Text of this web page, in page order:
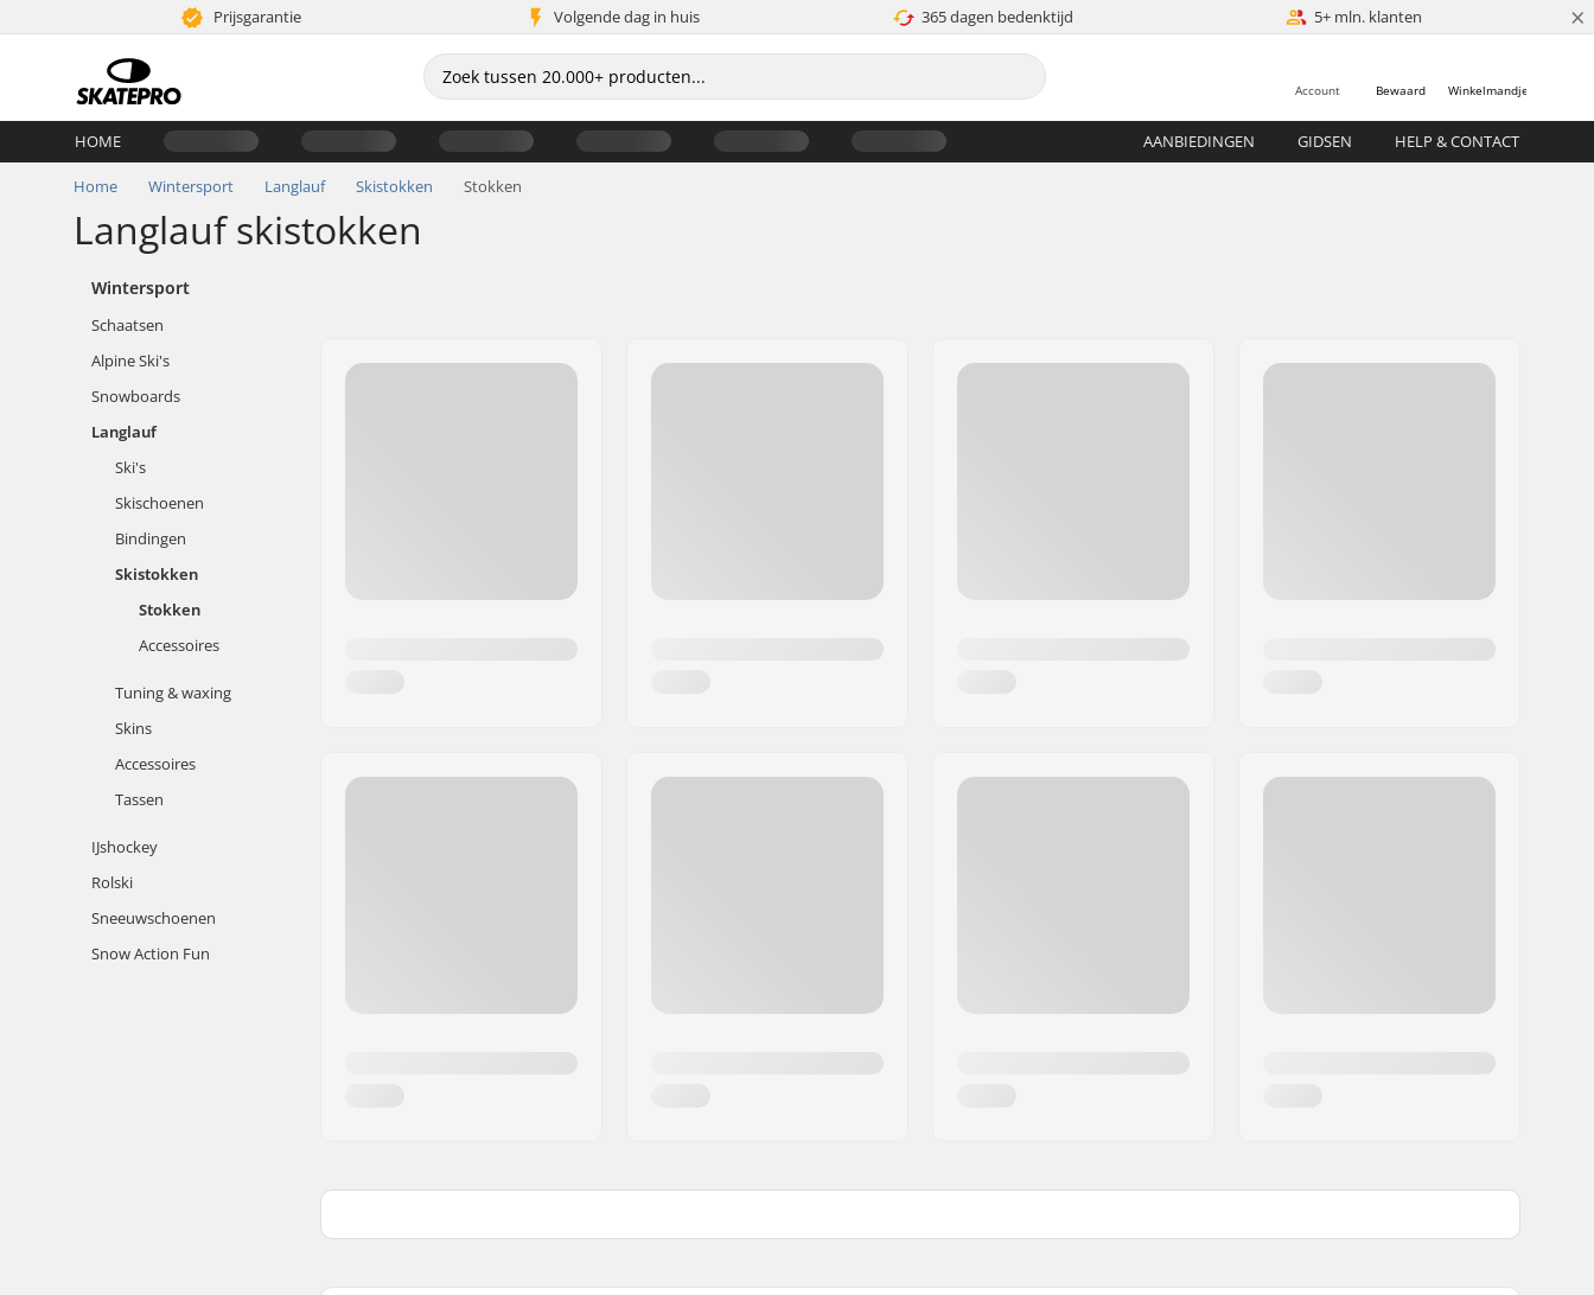
Prijsgarantie Volgende dag in huis 365 dagen bedenktijd 5+ mln. klanten ×
Winkelmandje
Bewaard
Account
HOME AANBIEDINGEN GIDSEN HELP & CONTACT
Home Wintersport Langlauf Skistokken Stokken
Langlauf skistokken
Wintersport
Schaatsen
Alpine Ski's
Snowboards
Langlauf
Ski's
Skischoenen
Bindingen
Skistokken
Stokken
Accessoires
Tuning & waxing
Skins
Accessoires
Tassen
IJshockey
Rolski
Sneeuwschoenen
Snow Action Fun